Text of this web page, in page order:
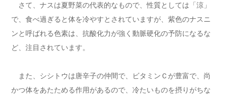
さて、ナスは夏野菜の代表的なもので、性質としては「涼」
で、食べ過ぎると体を冷やすとされていますが、紫色のナスニ
ンと呼ばれる色素は、抗酸化力が強く動脈硬化の予防になるな
ど、注目されています。
また、シシトウは唐辛子の仲間で、ビタミンＣが豊富で、尚
かつ体をあたためる作用があるので、冷たいものを摂りがちな